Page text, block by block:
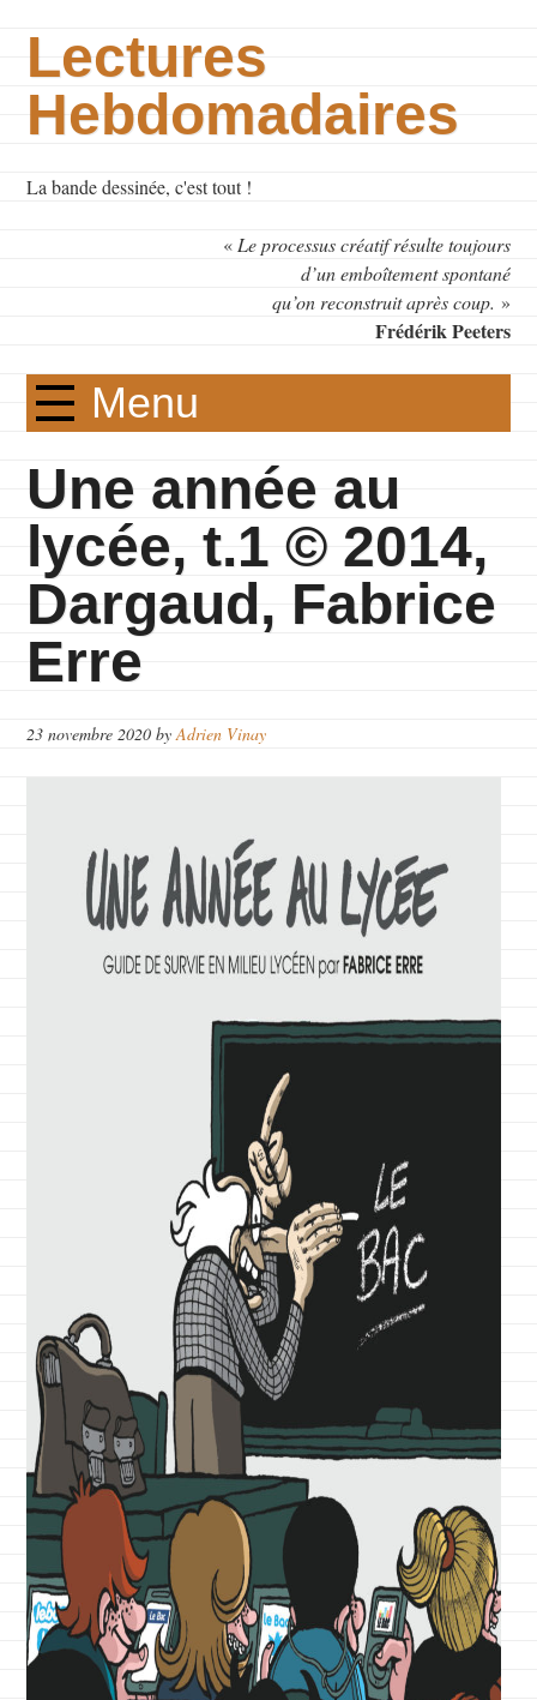
Lectures
Hebdomadaires
La bande dessinée, c'est tout !
« Le processus créatif résulte toujours
d’un emboîtement spontané
qu’on reconstruit après coup. »
Frédérik Peeters
Menu
Une année au
lycée, t.1 © 2014,
Dargaud, Fabrice
Erre
23 novembre 2020 byAdrien Vinay